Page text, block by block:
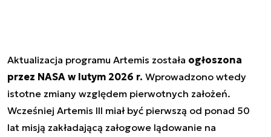
Aktualizacja programu Artemis została ogłoszona
przez NASA w lutym 2026 r. Wprowadzono wtedy
istotne zmiany względem pierwotnych założeń.
Wcześniej Artemis III miał być pierwszą od ponad 50
lat misją zakładającą załogowe lądowanie na